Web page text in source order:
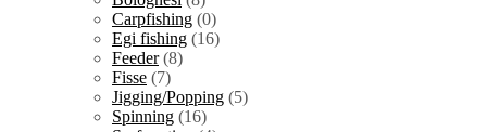
Carpfishing (0)
Egi fishing (16)
Feeder (8)
Fisse (7)
Jigging/Popping (5)
Spinning (16)